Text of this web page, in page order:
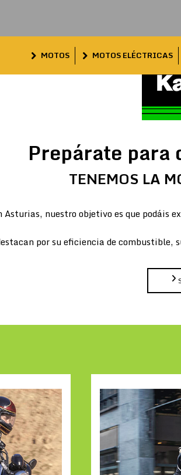
MOTOS MOTOS ELÉCTRICAS
Prepárate para
TENEMOS LA
nuestro objetivo es que
por su eficiencia de